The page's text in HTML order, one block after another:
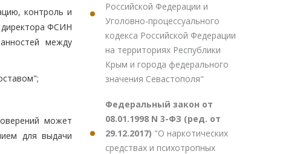
контроль и
директора ФСИН
между
может
для выдачи
Российской Федерации и
Уголовно-процессуального
кодекса Российской Федерации
на территориях Республики
Крым и города федерального
значения Севастополя"
Федеральный закон от
08.01.1998 N 3-ФЗ (ред. от
29.12.2017) "О наркотических
средствах и психотропных